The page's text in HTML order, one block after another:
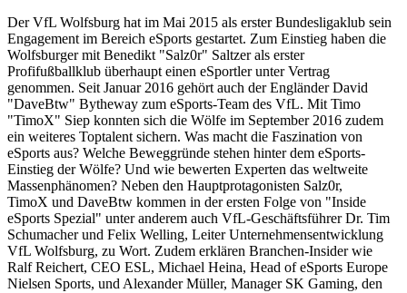
Der VfL Wolfsburg hat im Mai 2015 als erster Bundesligaklub sein
Engagement im Bereich eSports gestartet. Zum Einstieg haben die
Wolfsburger mit Benedikt "Salz0r" Saltzer als erster
Profifußballklub überhaupt einen eSportler unter Vertrag
genommen. Seit Januar 2016 gehört auch der Engländer David
"DaveBtw" Bytheway zum eSports-Team des VfL. Mit Timo
"TimoX" Siep konnten sich die Wölfe im September 2016 zudem
ein weiteres Toptalent sichern. Was macht die Faszination von
eSports aus? Welche Beweggründe stehen hinter dem eSports-
Einstieg der Wölfe? Und wie bewerten Experten das weltweite
Massenphänomen? Neben den Hauptprotagonisten Salz0r,
TimoX und DaveBtw kommen in der ersten Folge von "Inside
eSports Spezial" unter anderem auch VfL-Geschäftsführer Dr. Tim
Schumacher und Felix Welling, Leiter Unternehmensentwicklung
VfL Wolfsburg, zu Wort. Zudem erklären Branchen-Insider wie
Ralf Reichert, CEO ESL, Michael Heina, Head of eSports Europe
Nielsen Sports, und Alexander Müller, Manager SK Gaming, den